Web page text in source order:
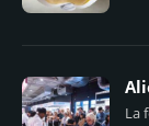
La